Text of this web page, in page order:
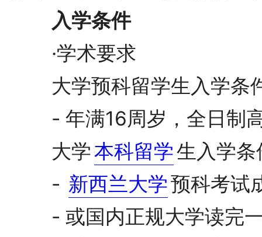
入学条件
·学术要求
大学预科留学生入学条
- 年满16周岁，全日制
大学本科留学生入学条
- 新西兰大学预科考试
- 或国内正规大学读完